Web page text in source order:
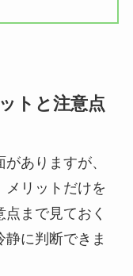
トと注意点
ありますが、
メリットだけを
まで見ておく
に判断できま